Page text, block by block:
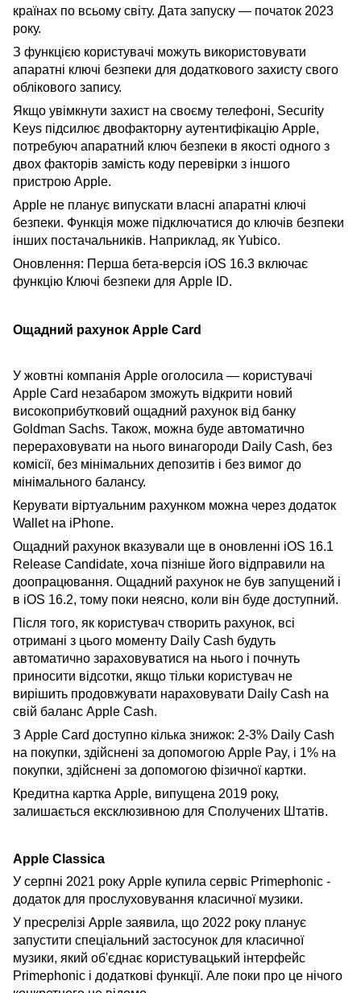
країнах по всьому світу. Дата запуску — початок 2023
року.
З функцією користувачі можуть використовувати
апаратні ключі безпеки для додаткового захисту свого
облікового запису.
Якщо увімкнути захист на своєму телефоні, Security
Keys підсилює двофакторну аутентифікацію Apple,
потребуюч апаратний ключ безпеки в якості одного з
двох факторів замість коду перевірки з іншого
пристрою Apple.
Apple не планує випускати власні апаратні ключі
безпеки. Функція може підключатися до ключів безпеки
інших постачальників. Наприклад, як Yubico.
Оновлення: Перша бета-версія iOS 16.3 включає
функцію Ключі безпеки для Apple ID.
Ощадний рахунок Apple Card
У жовтні компанія Apple оголосила — користувачі
Apple Card незабаром зможуть відкрити новий
високоприбутковий ощадний рахунок від банку
Goldman Sachs. Також, можна буде автоматично
перераховувати на нього винагороди Daily Cash, без
комісії, без мінімальних депозитів і без вимог до
мінімального балансу.
Керувати віртуальним рахунком можна через додаток
Wallet на iPhone.
Ощадний рахунок вказували ще в оновленні iOS 16.1
Release Candidate, хоча пізніше його відправили на
доопрацювання. Ощадний рахунок не був запущений і
в iOS 16.2, тому поки неясно, коли він буде доступний.
Після того, як користувач створить рахунок, всі
отримані з цього моменту Daily Cash будуть
автоматично зараховуватися на нього і почнуть
приносити відсотки, якщо тільки користувач не
вирішить продовжувати нараховувати Daily Cash на
свій баланс Apple Cash.
З Apple Card доступно кілька знижок: 2-3% Daily Cash
на покупки, здійснені за допомогою Apple Pay, і 1% на
покупки, здійснені за допомогою фізичної картки.
Кредитна картка Apple, випущена 2019 року,
залишається ексклюзивною для Сполучених Штатів.
Apple Classica
У серпні 2021 року Apple купила сервіс Primephonic -
додаток для прослуховування класичної музики.
У пресрелізі Apple заявила, що 2022 року планує
запустити спеціальний застосунок для класичної
музики, який об'єднає користувацький інтерфейс
Primephonic і додаткові функції. Але поки про це нічого